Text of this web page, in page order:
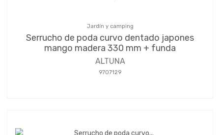
Jardín y camping
Serrucho de poda curvo dentado japones
mango madera 330 mm + funda
ALTUNA
9707129